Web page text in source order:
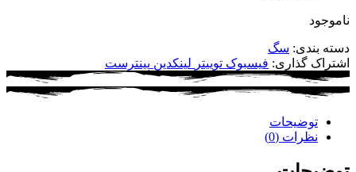
ناموجود
دسته بندی: سگ
اشتراک گذاری: فیسبوک توییتر لینکدین پینترست
توضیحات
نظرات (0)